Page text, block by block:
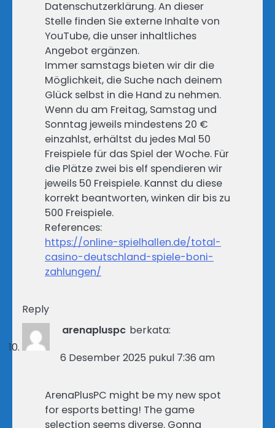
Datenschutzerklärung. An dieser
Stelle finden Sie externe Inhalte von
YouTube, die unser inhaltliches
Angebot ergänzen.
Immer samstags bieten wir dir die
Möglichkeit, die Suche nach deinem
Glück selbst in die Hand zu nehmen.
Wenn du am Freitag, Samstag und
Sonntag jeweils mindestens 20 €
einzahlst, erhältst du jedes Mal 50
Freispiele für das Spiel der Woche. Für
die Plätze zwei bis elf spendieren wir
jeweils 50 Freispiele. Kannst du diese
korrekt beantworten, winken dir bis zu
500 Freispiele.
References:
https://online-spielhallen.de/total-
casino-deutschland-spiele-boni-
zahlungen/
Reply
arenapluspc berkata:
6 Desember 2025 pukul 7:36 am
ArenaPlusPC might be my new spot
for esports betting! The game
selection seems diverse. Gonna